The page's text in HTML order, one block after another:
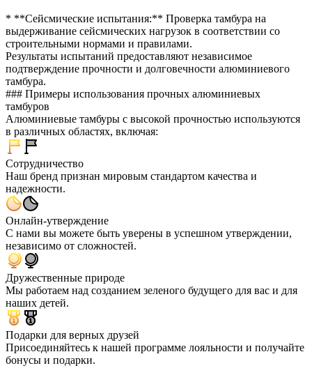
* **Сейсмические испытания:** Проверка тамбура на
выдерживание сейсмических нагрузок в соответствии со
строительными нормами и правилами.
Результаты испытаний предоставляют независимое
подтверждение прочности и долговечности алюминиевого
тамбура.
### Примеры использования прочных алюминиевых
тамбуров
Алюминиевые тамбуры с высокой прочностью используются
в различных областях, включая:
Сотрудничество
Наш бренд признан мировым стандартом качества и
надежности.
Онлайн-утверждение
С нами вы можете быть уверены в успешном утверждении,
независимо от сложностей.
Дружественные природе
Мы работаем над созданием зеленого будущего для вас и для
наших детей.
Подарки для верных друзей
Присоединяйтесь к нашей программе лояльности и получайте
бонусы и подарки.